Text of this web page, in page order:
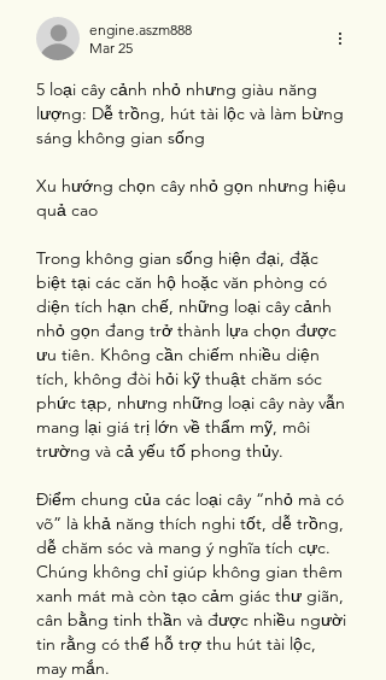
engine.aszm888
Mar 25
5 loại cây cảnh nhỏ nhưng giàu năng
lượng: Dễ trồng, hút tài lộc và làm bừng
sáng không gian sống
Xu hướng chọn cây nhỏ gọn nhưng hiệu
quả cao
Trong không gian sống hiện đại, đặc
biệt tại các căn hộ hoặc văn phòng có
diện tích hạn chế, những loại cây cảnh
nhỏ gọn đang trở thành lựa chọn được
ưu tiên. Không cần chiếm nhiều diện
tích, không đòi hỏi kỹ thuật chăm sóc
phức tạp, nhưng những loại cây này vẫn
mang lại giá trị lớn về thẩm mỹ, môi
trường và cả yếu tố phong thủy.
Điểm chung của các loại cây “nhỏ mà có
võ” là khả năng thích nghi tốt, dễ trồng,
dễ chăm sóc và mang ý nghĩa tích cực.
Chúng không chỉ giúp không gian thêm
xanh mát mà còn tạo cảm giác thư giãn,
cân bằng tinh thần và được nhiều người
tin rằng có thể hỗ trợ thu hút tài lộc,
may mắn.